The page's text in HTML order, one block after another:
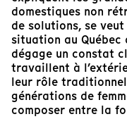
domestiques non
de solutions, se
situation au Québec
dégage un constat
travaillent à
leur rôle traditionnel
générations de
composer entre la